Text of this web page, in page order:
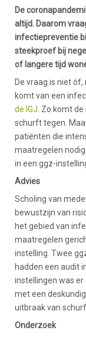
De
altijd. Daarom
infectiepreventie
steekproef bij
of langere tijd
De vraag is niet
komt van een
de IGJ . Zo komt
schurft tegen.
patiënten die
maatregelen
in een ggz-
Advies
Scholing van
bewustzijn van
het gebied van
maatregelen
instelling. Twee
hadden een audit
instellingen was
met een
uitbraak van
Onderzoek